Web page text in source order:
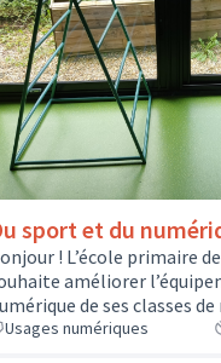
sport et du
! L’école primaire
améliorer
de ses classes
Usages numériques